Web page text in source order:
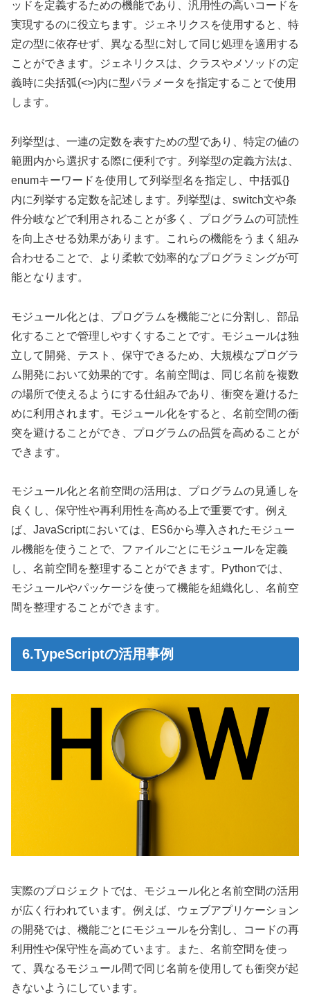
ッドを定義するための機能であり、汎用性の高いコードを
実現するのに役立ちます。ジェネリクスを使用すると、特
定の型に依存せず、異なる型に対して同じ処理を適用する
ことができます。ジェネリクスは、クラスやメソッドの定
義時に尖括弧(<>)内に型パラメータを指定することで使用
します。
列挙型は、一連の定数を表すための型であり、特定の値の
範囲内から選択する際に便利です。列挙型の定義方法は、
enumキーワードを使用して列挙型名を指定し、中括弧{}
内に列挙する定数を記述します。列挙型は、switch文や条
件分岐などで利用されることが多く、プログラムの可読性
を向上させる効果があります。これらの機能をうまく組み
合わせることで、より柔軟で効率的なプログラミングが可
能となります。
モジュール化とは、プログラムを機能ごとに分割し、部品
化することで管理しやすくすることです。モジュールは独
立して開発、テスト、保守できるため、大規模なプログラ
ム開発において効果的です。名前空間は、同じ名前を複数
の場所で使えるようにする仕組みであり、衝突を避けるた
めに利用されます。モジュール化をすると、名前空間の衝
突を避けることができ、プログラムの品質を高めることが
できます。
モジュール化と名前空間の活用は、プログラムの見通しを
良くし、保守性や再利用性を高める上で重要です。例え
ば、JavaScriptにおいては、ES6から導入されたモジュー
ル機能を使うことで、ファイルごとにモジュールを定義
し、名前空間を整理することができます。Pythonでは、
モジュールやパッケージを使って機能を組織化し、名前空
間を整理することができます。
6.TypeScriptの活用事例
実際のプロジェクトでは、モジュール化と名前空間の活用
が広く行われています。例えば、ウェブアプリケーション
の開発では、機能ごとにモジュールを分割し、コードの再
利用性や保守性を高めています。また、名前空間を使っ
て、異なるモジュール間で同じ名前を使用しても衝突が起
きないようにしています。